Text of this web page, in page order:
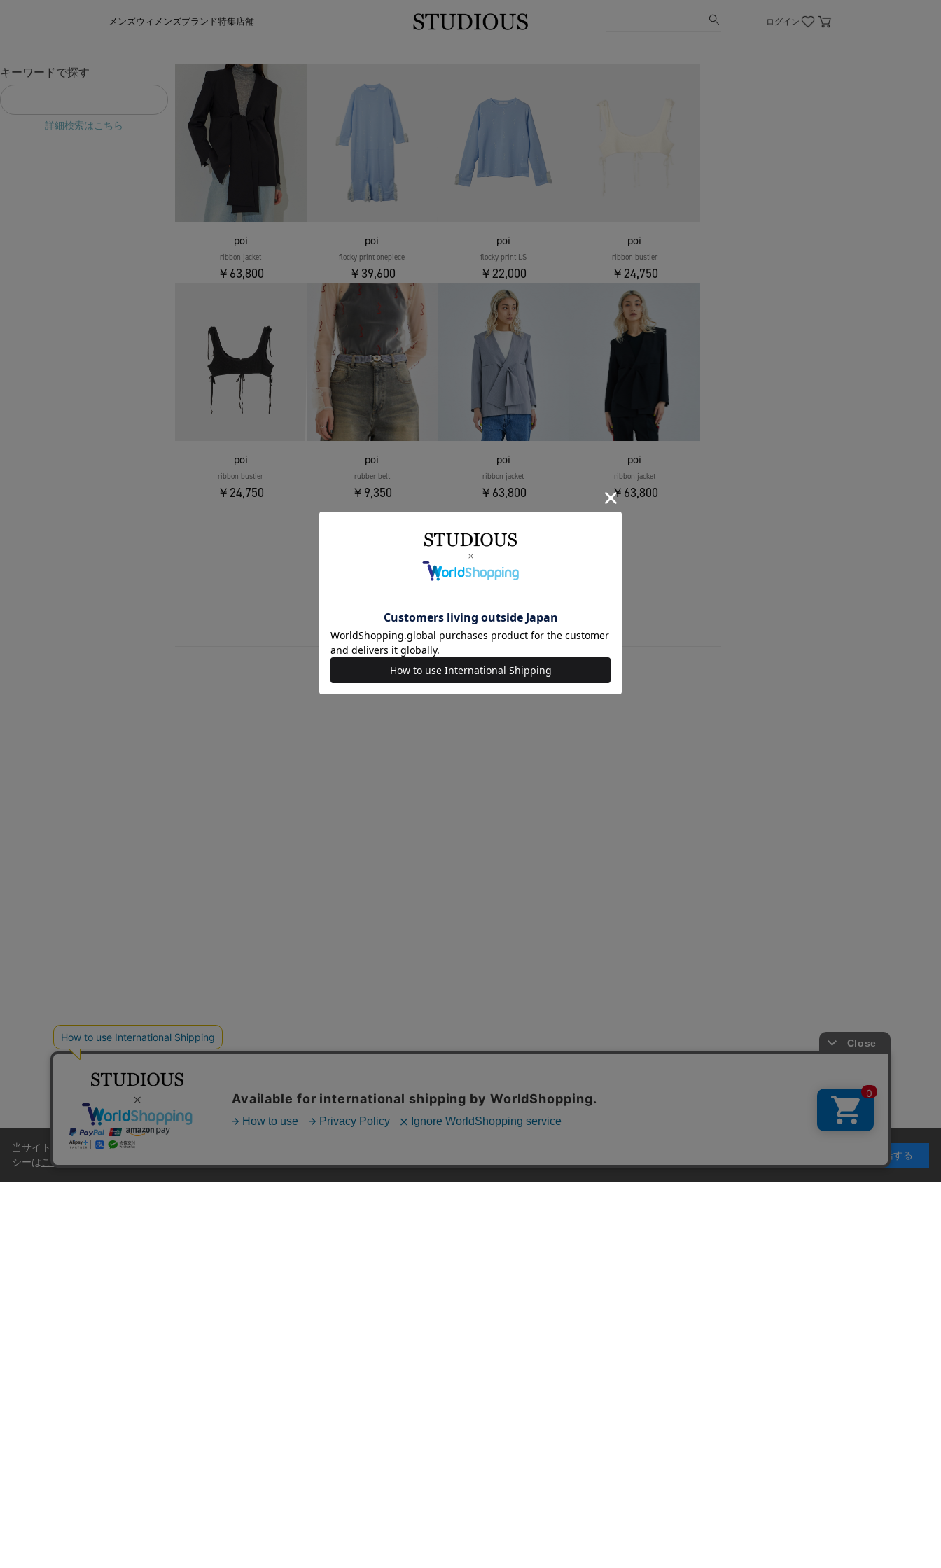
メンズウィメンズブランド特集店舗 ログイン
キーワードで探す
詳細検索はこちら
poi
ribbon jacket
￥63,800
poi
flocky print onepiece
￥39,600
poi
flocky print LS
￥22,000
poi
ribbon bustier
￥24,750
poi
ribbon bustier
￥24,750
poi
rubber belt
￥9,350
poi
ribbon jacket
￥63,800
poi
ribbon jacket
￥63,800
当サイトはクッキー(cookie)を使用します。クッキーはサイト内の一部の機能および、サイトの使用状況の分析からマーケティング活動に利用することを目的としています。 プライバシーポリ
シーはこちら
承諾する